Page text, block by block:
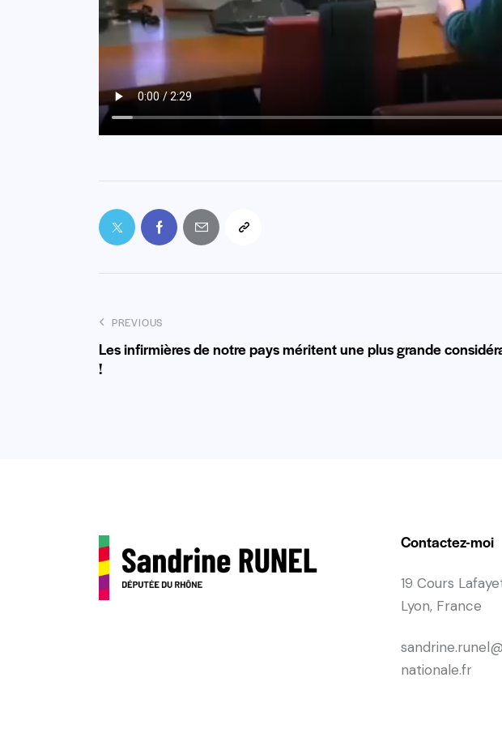
PREVIOUS
Les infirmières de notre pays méritent une plus grande
!
Contactez-moi
19 Cours
Lyon, France
nationale.fr